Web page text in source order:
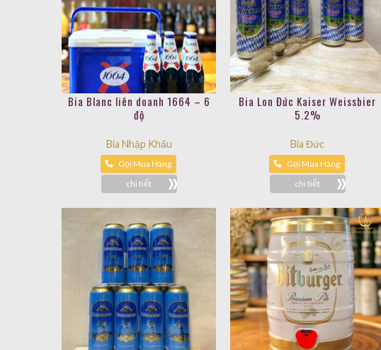
Bia Blanc liên doanh 1664 – 6
độ
Bia Nhập Khẩu
Gọi Mua Hàng
chi tiết
Bia Lon Đức Kaiser Weissbier
5.2%
Bia Đức
Gọi Mua Hàng
chi tiết